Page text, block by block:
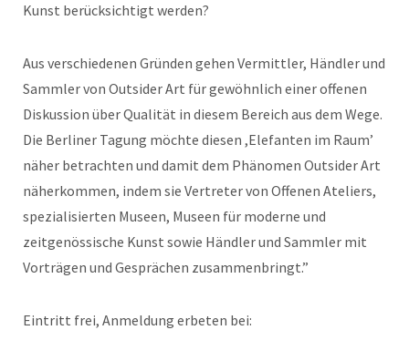
Kunst berücksichtigt werden?
Aus verschiedenen Gründen gehen Vermittler, Händler und
Sammler von Outsider Art für gewöhnlich einer offenen
Diskussion über Qualität in diesem Bereich aus dem Wege.
Die Berliner Tagung möchte diesen ,Elefanten im Raum’
näher betrachten und damit dem Phänomen Outsider Art
näherkommen, indem sie Vertreter von Offenen Ateliers,
spezialisierten Museen, Museen für moderne und
zeitgenössische Kunst sowie Händler und Sammler mit
Vorträgen und Gesprächen zusammenbringt.”
Eintritt frei, Anmeldung erbeten bei: